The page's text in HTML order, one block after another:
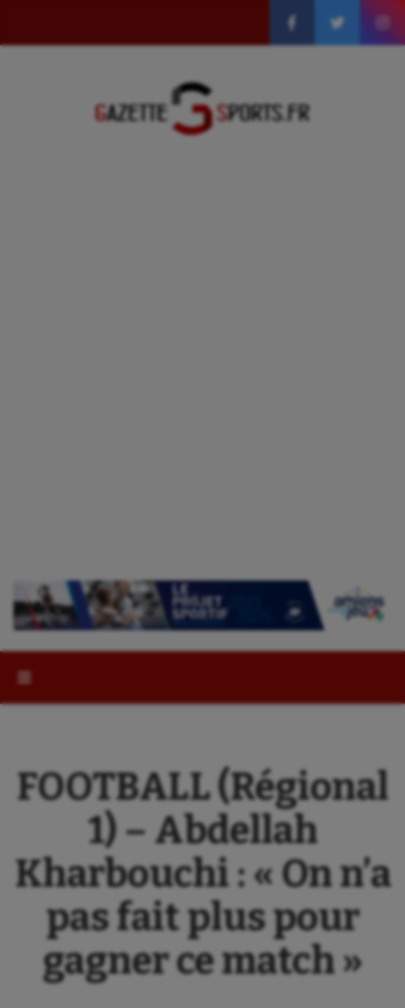
FOOTBALL (Régional
1) – Abdellah
Kharbouchi : « On n’a
pas fait plus pour
gagner ce match »